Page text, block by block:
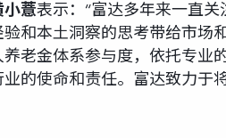
小薏表示：“富达多年来一直
和本土洞察的思考带给市场
老金体系参与度，依托专业
的使命和责任。富达致力于